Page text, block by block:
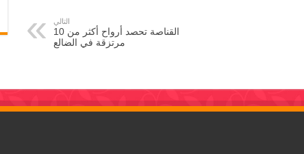
التالي
القناصة تحصد أرواح أكثر من 10
مرتزقة في الضالع